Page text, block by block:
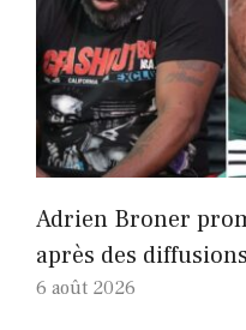
Adrien Broner
après des
6 août 2026